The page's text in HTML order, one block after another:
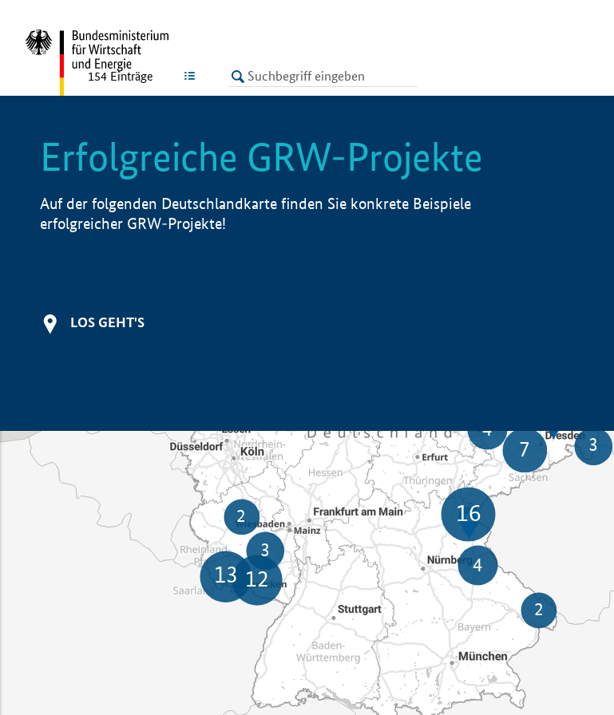
LISTE
154 Einträge
Erfolgreiche GRW-Projekte
Auf der folgenden Deutschlandkarte finden Sie konkrete Beispiele
erfolgreicher GRW-Projekte!
LOS GEHT'S